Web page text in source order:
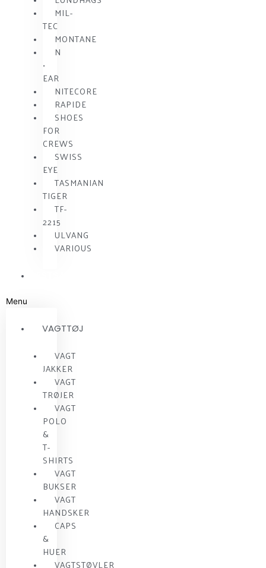
MIL-
TEC
MONTANE
N
•
EAR
NITECORE
RAPIDE
SHOES
FOR
CREWS
SWISS
EYE
TASMANIAN
TIGER
TF-
2215
ULVANG
VARIOUS
Menu
VAGTTØJ
VAGT
JAKKER
VAGT
TRØJER
VAGT
POLO
&
T-
SHIRTS
VAGT
BUKSER
VAGT
HANDSKER
CAPS
&
HUER
VAGTSTØVLER